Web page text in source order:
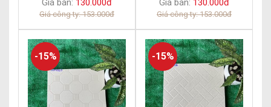
Giá bán: 130.000đ
Giá công ty: 153.000đ
Giá bán: 130.000đ
Giá công ty: 153.000đ
-15% -15%